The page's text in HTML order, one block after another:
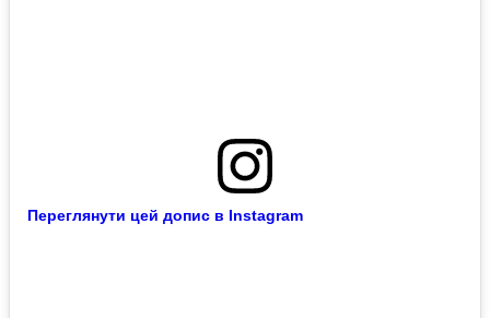
Переглянути цей допис в Instagram